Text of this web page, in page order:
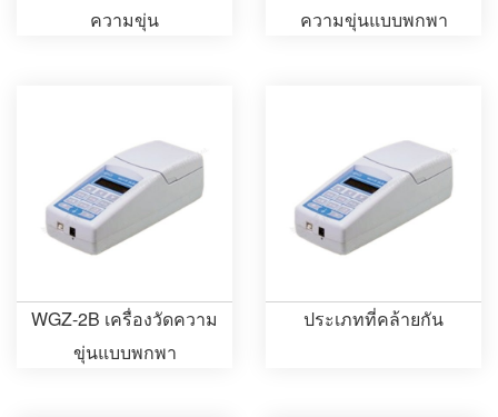
ความขุ่น
ความขุ่นแบบพกพา
WGZ-2B เครื่องวัดความ
ขุ่นแบบพกพา
ประเภทที่คล้ายกัน